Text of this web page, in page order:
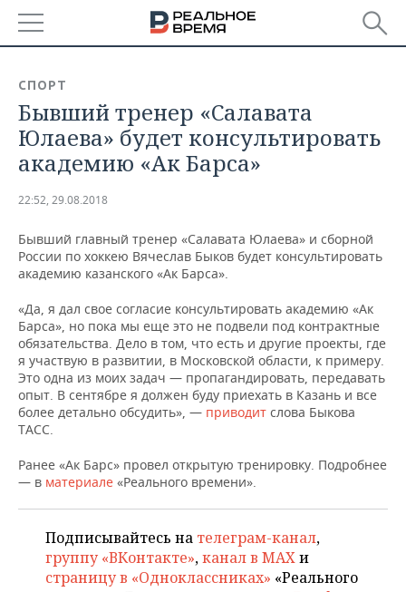
БАШКОРТОСТАН
ТАТАРСТАН
НОВОСТИ
АНАЛИТИКА
ДЕКЛАРАЦИИ О ДОХОДАХ
КОРОЛИ ГОСЗАКАЗА ПФО
ВУЗЫ ТАТАРСТАНА
КОМУ ПРИНАДЛЕЖАТ
ТОРГОВЫЕ ЦЕНТРЫ
ТАТАРСТАНА
НОВОСТИ ЭКОНОМИКИ
ФИНАНСЫ
БАНКИ
БЮДЖЕТ
ИНВЕСТИЦИИ
ПРОМЫШЛЕННОСТЬ
НОВОСТИ
АГРОПРОМ
МАШИНОСТРОЕНИЕ
НЕФТЕХИМИЯ
ЭНЕРГЕТИКА
НЕДВИЖИМОСТЬ
НОВОСТИ НЕДВИЖИМОСТИ
АВТО
НОВОСТИ АВТО
БИЗНЕС
НОВОСТИ БИЗНЕСА
РОЗНИЧНАЯ ТОРГОВЛЯ
ТРАНСПОРТ
ТЕХНОЛОГИИ
НОВОСТИ ТЕХНОЛОГИЙ
IT
ТЕЛЕКОММУНИКАЦИИ
НОВОСТИ МЕРОПРИЯТИЙ
БИЗНЕС-БРАНЧИ
СПОРТ
ФУТБОЛ
НОВОСТИ ОБЩЕСТВА
ФОТОГАЛЕРЕЯ
СПОРТ
Бывший тренер «Салавата
Юлаева» будет консультировать
академию «Ак Барса»
22:52, 29.08.2018
Бывший главный тренер «Салавата Юлаева» и сборной
России по хоккею Вячеслав Быков будет консультировать
академию казанского «Ак Барса».
«Да, я дал свое согласие консультировать академию «Ак
Барса», но пока мы еще это не подвели под контрактные
обязательства. Дело в том, что есть и другие проекты, где
я участвую в развитии, в Московской области, к примеру.
Это одна из моих задач — пропагандировать, передавать
опыт. В сентябре я должен буду приехать в Казань и все
более детально обсудить», — приводит слова Быкова
ТАСС.
Ранее «Ак Барс» провел открытую тренировку. Подробнее
— в материале «Реального времени».
Подписывайтесь на телеграм-канал,
группу «ВКонтакте»,канал в MAXи
страницу в «Одноклассниках» «Реального